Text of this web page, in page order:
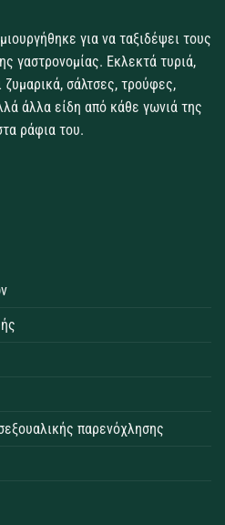
για να ταξιδέψει τους
γαστρονομίας. Εκλεκτά τυριά,
σάλτσες, τρούφες,
άλλα είδη από κάθε γωνιά της
ράφια του.
παρενόχλησης